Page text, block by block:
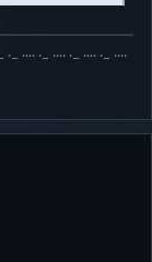
·− ···· ·− ···· ·− ····